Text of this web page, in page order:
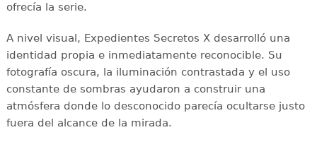
ofrecía la serie.
A nivel visual, Expedientes Secretos X desarrolló una
identidad propia e inmediatamente reconocible. Su
fotografía oscura, la iluminación contrastada y el uso
constante de sombras ayudaron a construir una
atmósfera donde lo desconocido parecía ocultarse justo
fuera del alcance de la mirada.